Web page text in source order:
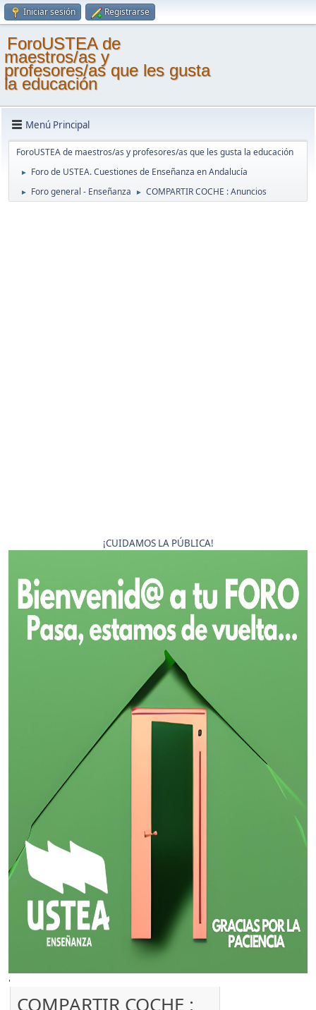
Iniciar sesión Registrarse
ForoUSTEA de
maestros/as y
profesores/as que les gusta
la educación
Menú Principal
ForoUSTEA de maestros/as y profesores/as que les gusta la educación
► Foro de USTEA. Cuestiones de Enseñanza en Andalucía
► Foro general - Enseñanza ► COMPARTIR COCHE : Anuncios
¡CUIDAMOS LA PÚBLICA!
'
COMPARTIR COCHE :